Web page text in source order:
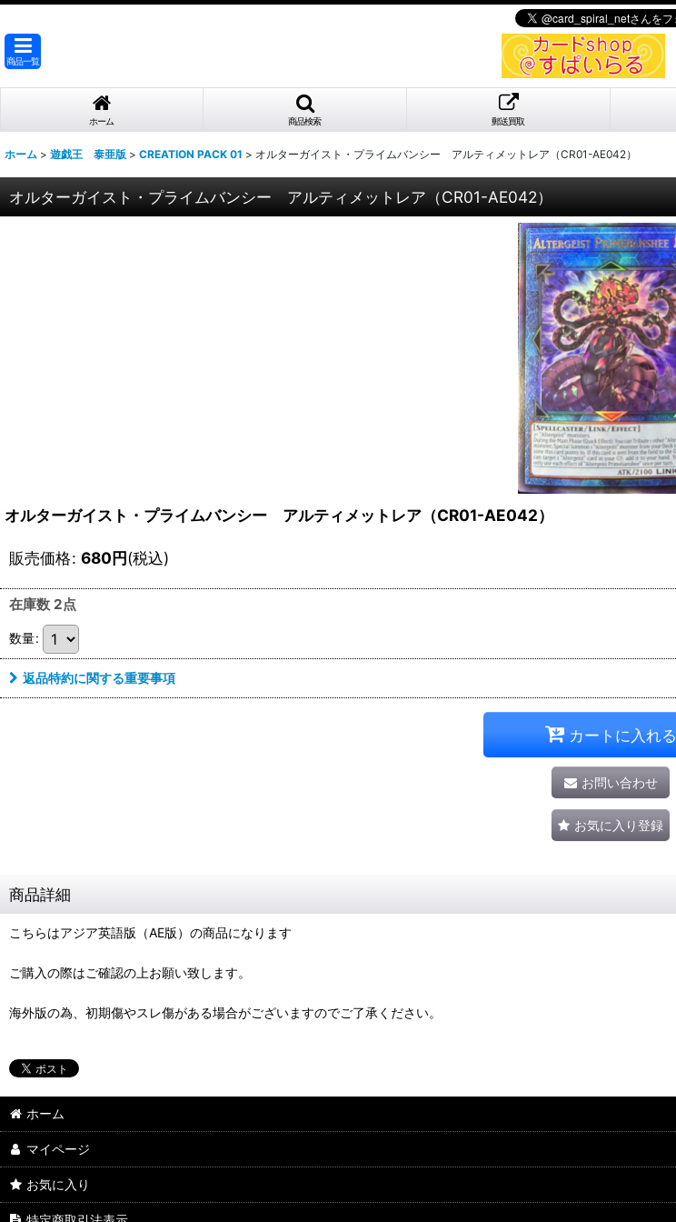
商品一覧
ホーム 商品検索 郵送買取
ホーム > 遊戯王 泰亜版 > CREATION PACK 01 > オルターガイスト・プライムバンシー アルティメットレア（CR01-AE042）
オルターガイスト・プライムバンシー アルティメットレア（CR01-AE042）
オルターガイスト・プライムバンシー アルティメットレア（CR01-AE042）
販売価格: 680円(税込)
在庫数 2点
数量:
返品特約に関する重要事項
カートに入れる
お問い合わせ
お気に入り登録
商品詳細
こちらはアジア英語版（AE版）の商品になります
ご購入の際はご確認の上お願い致します。
海外版の為、初期傷やスレ傷がある場合がございますのでご了承ください。
ホーム
マイページ
お気に入り